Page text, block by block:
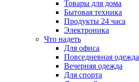
Товары для дома
Бытовая техника
Продукты 24 часа
Электроника
Что надеть
Для офиса
Повседневная одежда
Вечерняя одежда
Для спорта